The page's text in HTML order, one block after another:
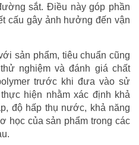
sắt. Điều này góp phần
cấu gây ảnh hưởng đến vận
sản phẩm, tiêu chuẩn cũng
nghiệm và đánh giá chất
trước khi đưa vào sử
hiện nhằm xác định khả
độ hấp thụ nước, khả năng
học của sản phẩm trong các